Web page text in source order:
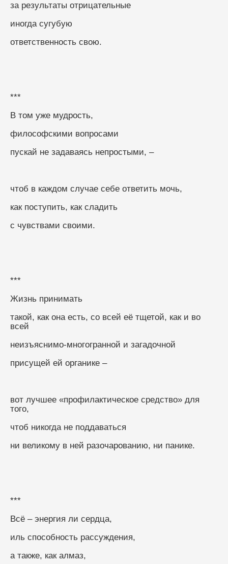
за результаты отрицательные
иногда сугубую
ответственность свою.
***
В том уже мудрость,
философскими вопросами
пускай не задаваясь непростыми, –
чтоб в каждом случае себе ответить мочь,
как поступить, как сладить
с чувствами своими.
***
Жизнь принимать
такой, как она есть, со всей её тщетой, как и во
всей
неизъяснимо-многогранной и загадочной
присущей ей органике –
вот лучшее «профилактическое средство» для
того,
чтоб никогда не поддаваться
ни великому в ней разочарованию, ни панике.
***
Всё – энергия ли сердца,
иль способность рассуждения,
а также, как алмаз,